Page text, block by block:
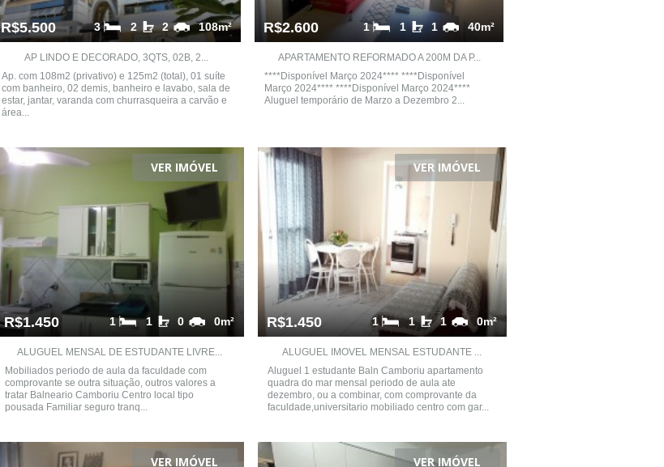
R$5.500 108m²
2
2
3
AP LINDO E DECORADO, 3QTS, 02B, 2...
Ap. com 108m2 (privativo) e 125m2 (total), 01 suíte
com banheiro, 02 demis, banheiro e lavabo, sala de
estar, jantar, varanda com churrasqueira a carvão e
área...
R$2.600 40m²
1
1
1
APARTAMENTO REFORMADO A 200M DA P...
****Disponível Março 2024**** ****Disponível
Março 2024**** ****Disponível Março 2024****
Aluguel temporário de Marzo a Dezembro 2...
VER IMÓVEL
R$1.450 0m²
0
1
1
ALUGUEL MENSAL DE ESTUDANTE LIVRE...
Mobiliados periodo de aula da faculdade com
comprovante se outra situação, outros valores a
tratar Balneario Camboriu Centro local tipo
pousada Familiar seguro tranq...
VER IMÓVEL
R$1.450 0m²
1
1
1
ALUGUEL IMOVEL MENSAL ESTUDANTE ...
Aluguel 1 estudante Baln Camboriu apartamento
quadra do mar mensal periodo de aula ate
dezembro, ou a combinar, com comprovante da
faculdade,universitario mobiliado centro com gar...
VER IMÓVEL VER IMÓVEL